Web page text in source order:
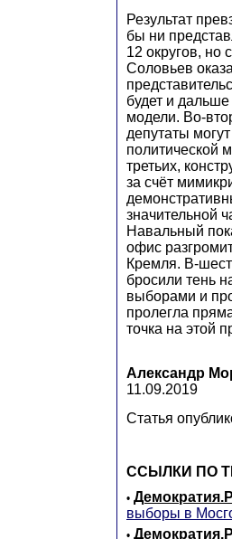
Результат
бы ни
12 округов, но
Соловьев
будет и дальше
модели. Во-
депутаты
политической
третьих,
за счёт
значительной
Навальный
офис
Кремля. В-
бросили тень
выборами и
пролегла
точка на этой
Александр
11.09.2019
Статья
ССЫЛКИ ПО
•
выборы в
•